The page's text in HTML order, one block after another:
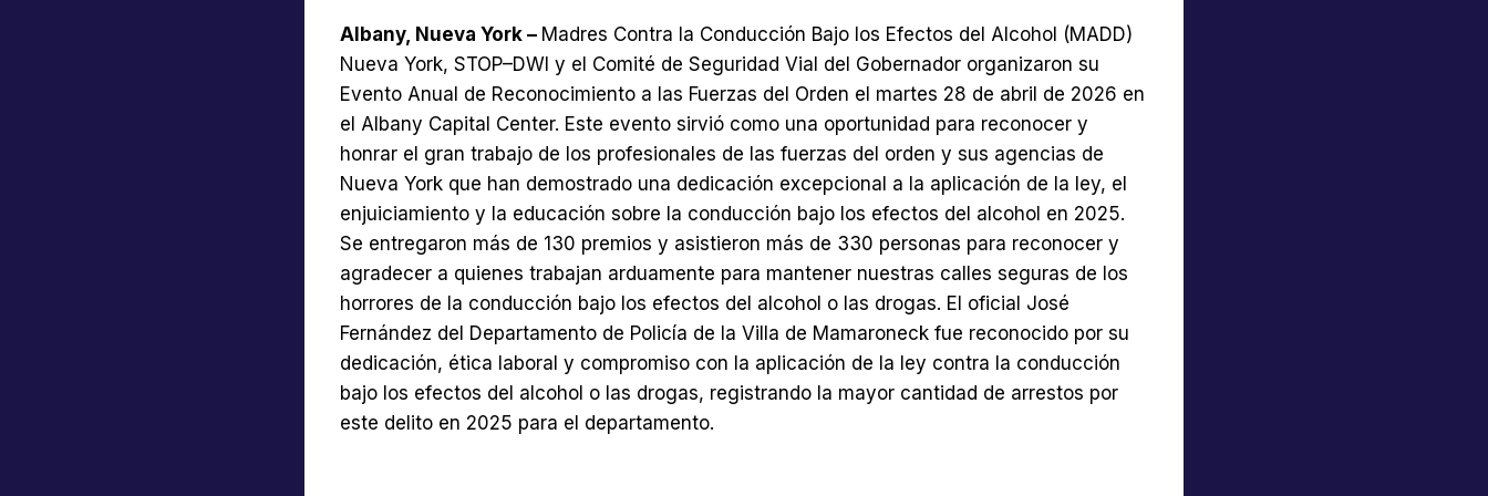
Albany, Nueva York – Madres Contra la Conducción Bajo los Efectos del Alcohol (MADD)
Nueva York, STOP–DWI y el Comité de Seguridad Vial del Gobernador organizaron su
Evento Anual de Reconocimiento a las Fuerzas del Orden el martes 28 de abril de 2026 en
el Albany Capital Center. Este evento sirvió como una oportunidad para reconocer y
honrar el gran trabajo de los profesionales de las fuerzas del orden y sus agencias de
Nueva York que han demostrado una dedicación excepcional a la aplicación de la ley, el
enjuiciamiento y la educación sobre la conducción bajo los efectos del alcohol en 2025.
Se entregaron más de 130 premios y asistieron más de 330 personas para reconocer y
agradecer a quienes trabajan arduamente para mantener nuestras calles seguras de los
horrores de la conducción bajo los efectos del alcohol o las drogas. El oficial José
Fernández del Departamento de Policía de la Villa de Mamaroneck fue reconocido por su
dedicación, ética laboral y compromiso con la aplicación de la ley contra la conducción
bajo los efectos del alcohol o las drogas, registrando la mayor cantidad de arrestos por
este delito en 2025 para el departamento.